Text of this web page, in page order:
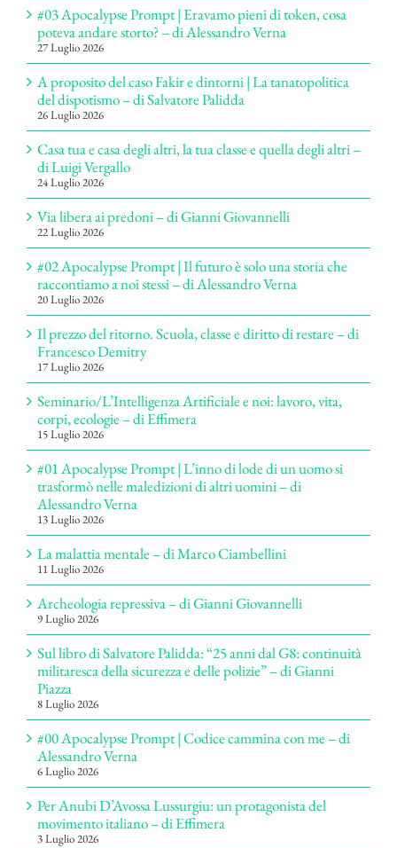
#03 Apocalypse Prompt | Eravamo pieni di token, cosa
poteva andare storto? – di Alessandro Verna
27 Luglio 2026
A proposito del caso Fakir e dintorni | La tanatopolitica
del dispotismo – di Salvatore Palidda
26 Luglio 2026
Casa tua e casa degli altri, la tua classe e quella degli altri –
di Luigi Vergallo
24 Luglio 2026
Via libera ai predoni – di Gianni Giovannelli
22 Luglio 2026
#02 Apocalypse Prompt | Il futuro è solo una storia che
raccontiamo a noi stessi – di Alessandro Verna
20 Luglio 2026
Il prezzo del ritorno. Scuola, classe e diritto di restare – di
Francesco Demitry
17 Luglio 2026
Seminario/L’Intelligenza Artificiale e noi: lavoro, vita,
corpi, ecologie – di Effimera
15 Luglio 2026
#01 Apocalypse Prompt | L’inno di lode di un uomo si
trasformò nelle maledizioni di altri uomini – di
Alessandro Verna
13 Luglio 2026
La malattia mentale – di Marco Ciambellini
11 Luglio 2026
Archeologia repressiva – di Gianni Giovannelli
9 Luglio 2026
Sul libro di Salvatore Palidda: “25 anni dal G8: continuità
militaresca della sicurezza e delle polizie” – di Gianni
Piazza
8 Luglio 2026
#00 Apocalypse Prompt | Codice cammina con me – di
Alessandro Verna
6 Luglio 2026
Per Anubi D’Avossa Lussurgiu: un protagonista del
movimento italiano – di Effimera
3 Luglio 2026